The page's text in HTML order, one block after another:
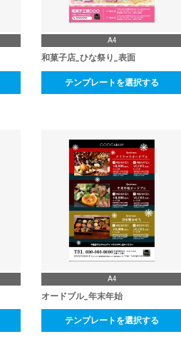
A4
和菓子店_ひな祭り_表面
テンプレートを選択する
A4
オードブル_年末年始
テンプレートを選択する